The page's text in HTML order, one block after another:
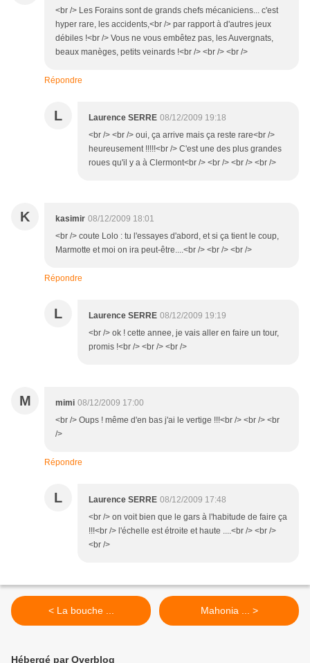
<br /> Les Forains sont de grands chefs mécaniciens... c'est
hyper rare, les accidents,<br /> par rapport à d'autres jeux
débiles !<br /> Vous ne vous embêtez pas, les Auvergnats,
beaux manèges, petits veinards !<br /> <br /> <br />
Répondre
L Laurence SERRE 08/12/2009 19:18
<br /> <br /> oui, ça arrive mais ça reste rare<br />
heureusement !!!!!<br /> C'est une des plus grandes
roues qu'il y a à Clermont<br /> <br /> <br /> <br />
K kasimir 08/12/2009 18:01
<br /> coute Lolo : tu l'essayes d'abord, et si ça tient le coup,
Marmotte et moi on ira peut-être....<br /> <br /> <br />
Répondre
L Laurence SERRE 08/12/2009 19:19
<br /> ok ! cette annee, je vais aller en faire un tour,
promis !<br /> <br /> <br />
M mimi 08/12/2009 17:00
<br /> Oups ! même d'en bas j'ai le vertige !!!<br /> <br /> <br
/>
Répondre
L Laurence SERRE 08/12/2009 17:48
<br /> on voit bien que le gars à l'habitude de faire ça
!!!<br /> l'échelle est étroite et haute ....<br /> <br />
<br />
< La bouche ... Mahonia ... >
Hébergé par Overblog